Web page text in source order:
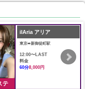
テ
ilAria アリア
東京➠新御徒町駅
12:00〜LAST
料金
60分8,000円